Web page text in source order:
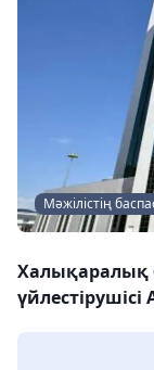
Мәжілістің